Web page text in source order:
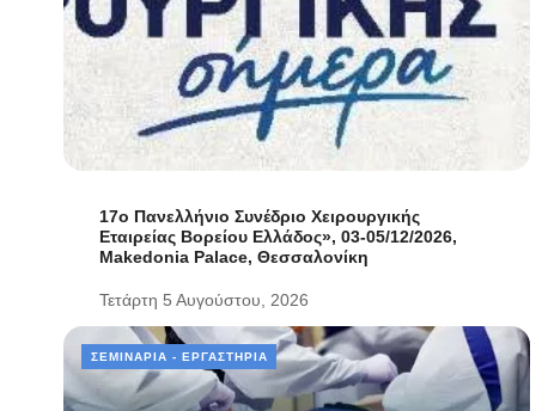
17ο Πανελλήνιο Συνέδριο Χειρουργικής
Εταιρείας Βορείου Ελλάδος», 03-05/12/2026,
Makedonia Palace, Θεσσαλονίκη
Τετάρτη 5 Αυγούστου, 2026
ΣΕΜΙΝΆΡΙΑ - ΕΡΓΑΣΤΉΡΙΑ